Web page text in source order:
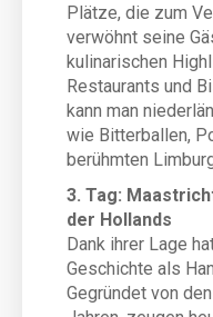
Plätze, die zum
verwöhnt seine
kulinarischen
Restaurants und
kann man
wie Bitterballen,
berühmten
3. Tag:
der Hollands
Dank ihrer Lage
Geschichte als
Gegründet von